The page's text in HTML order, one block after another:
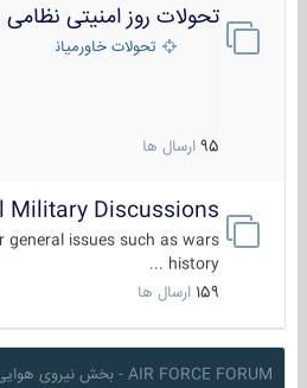
تحولات روز امنیتی نظامی
تحولات خاورمیانه
95 ارسال ها
Military Discussions
general issues such as wars
history ...
159 ارسال ها
AIR FORCE FORUM - بخش نیروی هوایی